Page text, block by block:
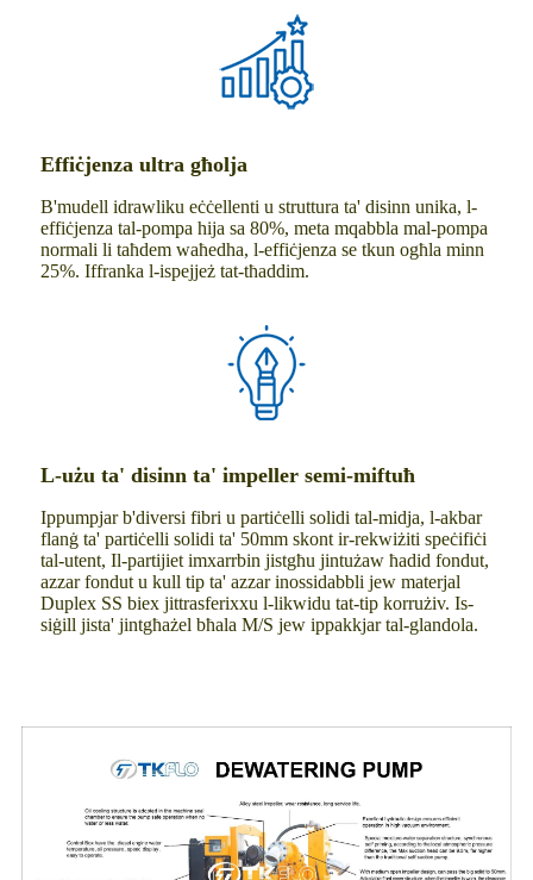
Effiċjenza ultra għolja
B'mudell idrawliku eċċellenti u struttura ta' disinn unika, l-
effiċjenza tal-pompa hija sa 80%, meta mqabbla mal-pompa
normali li taħdem waħedha, l-effiċjenza se tkun ogħla minn
25%. Iffranka l-ispejjeż tat-tħaddim.
L-użu ta' disinn ta' impeller semi-miftuħ
Ippumpjar b'diversi fibri u partiċelli solidi tal-midja, l-akbar
flanġ ta' partiċelli solidi ta' 50mm skont ir-rekwiżiti speċifiċi
tal-utent, Il-partijiet imxarrbin jistgħu jintużaw ħadid fondut,
azzar fondut u kull tip ta' azzar inossidabbli jew materjal
Duplex SS biex jittrasferixxu l-likwidu tat-tip korrużiv. Is-
siġill jista' jintgħażel bħala M/S jew ippakkjar tal-glandola.